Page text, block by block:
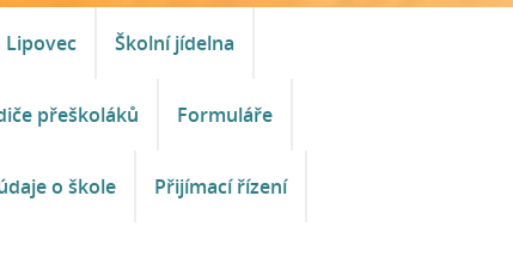
Lipovec Školní jídelna
přeškoláků Formuláře
o škole Přijímací řízení